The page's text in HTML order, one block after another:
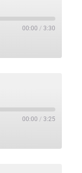
00:00 / 3:30
00:00 / 3:25